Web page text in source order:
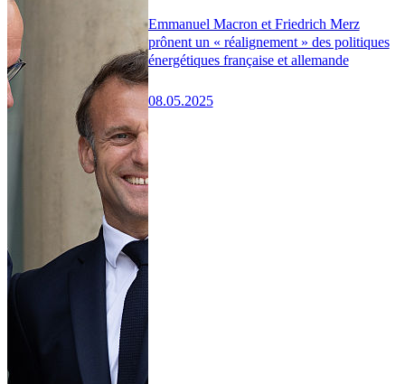
Emmanuel Macron et Friedrich Merz
prônent un « réalignement » des politiques
énergétiques française et allemande
08.05.2025